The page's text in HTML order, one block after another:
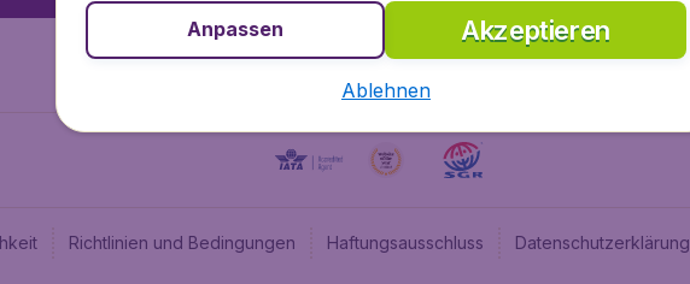
Richtlinien und Bedingungen Haftungsausschluss Datenschutzerklärung
Akzeptieren
Anpassen
Ablehnen